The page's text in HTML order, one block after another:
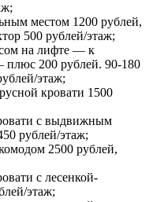
местом 1200 рублей,
500 рублей/этаж;
на лифте — к
плюс 200 рублей. 90-180
этаж;
кровати 1500
с выдвижным
рублей/этаж;
2500 рублей,
с лесенкой-
этаж;